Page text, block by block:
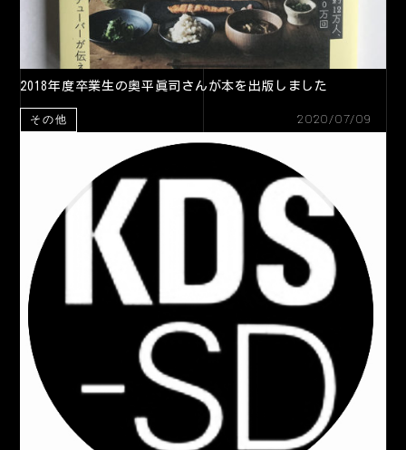
2018年度卒業生の奥平眞司さんが本を出版しました
その他 2020/07/09